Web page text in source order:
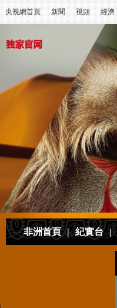
央視網首頁 新聞 視頻 經濟
非洲首頁 | 紀實台 |